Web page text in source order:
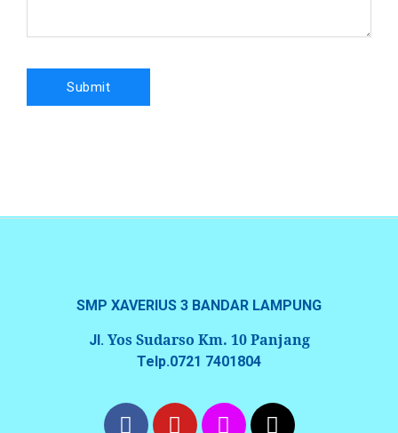
SMP XAVERIUS 3 BANDAR LAMPUNG
Jl. Yos Sudarso Km. 10 Panjang
Telp.0721 7401804